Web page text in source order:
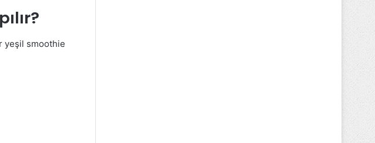
yeşil smoothie